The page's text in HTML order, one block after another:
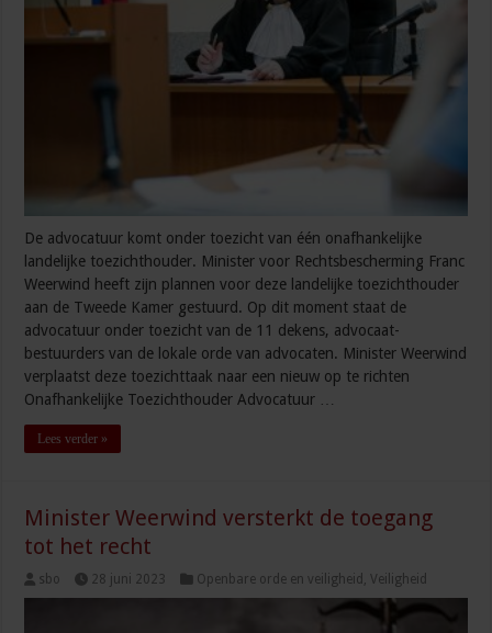
De advocatuur komt onder toezicht van één onafhankelijke
landelijke toezichthouder. Minister voor Rechtsbescherming Franc
Weerwind heeft zijn plannen voor deze landelijke toezichthouder
aan de Tweede Kamer gestuurd. Op dit moment staat de
advocatuur onder toezicht van de 11 dekens, advocaat-
bestuurders van de lokale orde van advocaten. Minister Weerwind
verplaatst deze toezichttaak naar een nieuw op te richten
Onafhankelijke Toezichthouder Advocatuur …
Lees verder »
Minister Weerwind versterkt de toegang
tot het recht
sbo 28 juni 2023 Openbare orde en veiligheid ,Veiligheid